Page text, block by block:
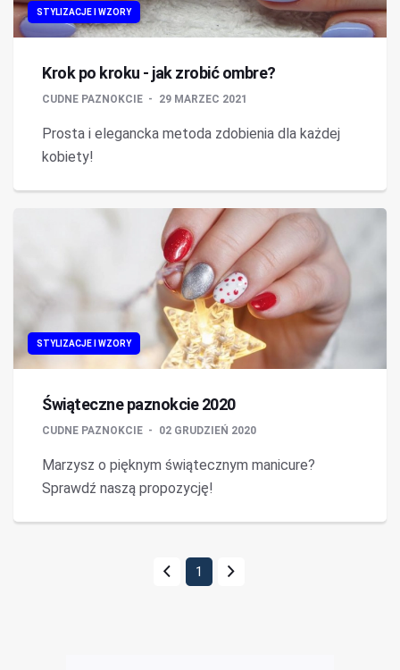
STYLIZACJE I WZORY
Krok po kroku - jak zrobić ombre?
CUDNE PAZNOKCIE 29 MARZEC 2021
Prosta i elegancka metoda zdobienia dla każdej
kobiety!
STYLIZACJE I WZORY
Świąteczne paznokcie 2020
CUDNE PAZNOKCIE 02 GRUDZIEŃ 2020
Marzysz o pięknym świątecznym manicure?
Sprawdź naszą propozycję!
1